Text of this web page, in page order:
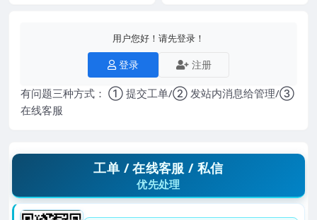
用户您好！请先登录！
登录 注册
有问题三种方式： ① 提交工单/② 发站内消息给管理/③
在线客服
工单 / 在线客服 / 私信
优先处理